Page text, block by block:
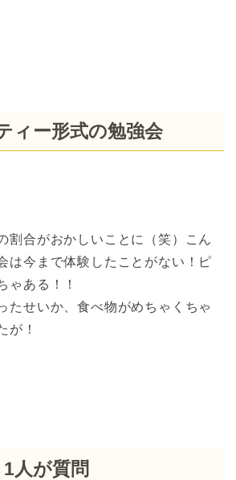
ィー形式の勉強会
割合がおかしいことに（笑）こん
は今まで体験したことがない！ピ
ゃある！！
たせいか、食べ物がめちゃくちゃ
が！
人が質問